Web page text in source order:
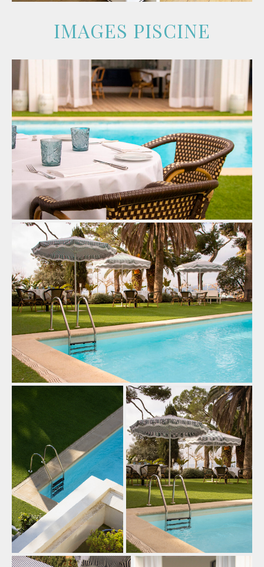
IMAGES PISCINE